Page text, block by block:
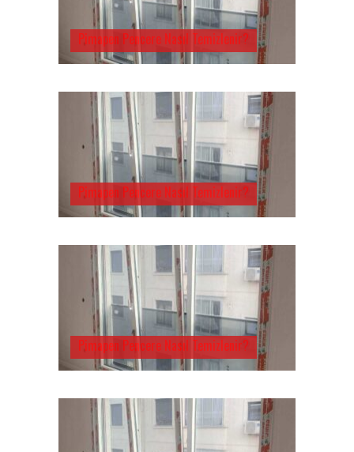
Pimapen Pencere Nasıl Temizlenir?
Pimapen Pencere Nasıl Temizlenir?
Pimapen Pencere Nasıl Temizlenir?